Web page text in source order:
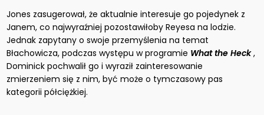
Jones zasugerował, że aktualnie interesuje go pojedynek z
Janem, co najwyraźniej pozostawiłoby Reyesa na lodzie.
Jednak zapytany o swoje przemyślenia na temat
Błachowicza, podczas występu w programie What the Heck,
Dominick pochwalił go i wyraził zainteresowanie
zmierzeniem się z nim, być może o tymczasowy pas
kategorii półciężkiej.